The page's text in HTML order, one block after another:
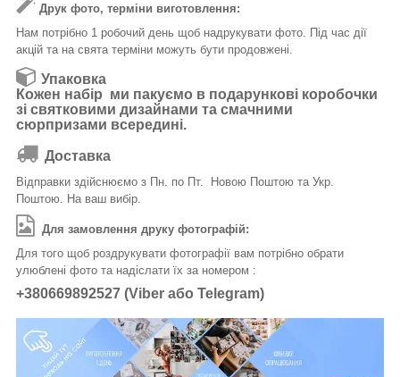
Друк фото, терміни виготовлення:
Нам потрібно 1 робочий день щоб надрукувати фото. Під час дії
акцій та на свята терміни можуть бути продовжені.
Упаковка
Кожен набір ми пакуємо в подарункові коробочки
зі святковими дизайнами та смачними
сюрпризами всередині.
Доставка
Відправки здійснюємо з Пн. по Пт. Новою Поштою та Укр.
Поштою. На ваш вибір.
Для замовлення друку фотографій:
Для того щоб роздрукувати фотографії вам потрібно обрати
улюблені фото та надіслати їх за номером :
+380669892527 (Viber або Telegram)